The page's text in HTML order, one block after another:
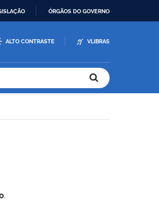
ÓRGÃOS DO GOVERNO
ALTO CONTRASTE VLIBRAS
.